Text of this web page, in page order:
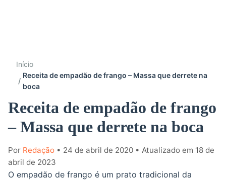
Início
Receita de empadão de frango – Massa que derrete na
boca
Receita de empadão de frango
– Massa que derrete na boca
Por Redação • 24 de abril de 2020 • Atualizado em 18 de
abril de 2023
O empadão de frango é um prato tradicional da